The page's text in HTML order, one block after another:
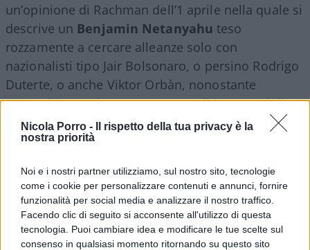
Nicola Porro -
Il rispetto della tua privacy è la
nostra priorità
Noi e i nostri partner utilizziamo, sul nostro sito, tecnologie
come i cookie per personalizzare contenuti e annunci, fornire
funzionalità per social media e analizzare il nostro traffico.
Facendo clic di seguito si acconsente all'utilizzo di questa
tecnologia. Puoi cambiare idea e modificare le tue scelte sul
consenso in qualsiasi momento ritornando su questo sito
un’opinione di Rachman dell’1 aprile nella quale si
descrive un Benjamin Netanyahu teso
rozzamente a cercare alleanze solo con
nazionalisti tipo Jair Bolsonaro, o persino Rodrigo
Duterte, o anche Viktor Orbàn, nonostante
quest’ultimo nel suo contrasto agli interventi di
George Soros
esprima (Rachman dixit) un fondo
di antisemitismo.
Secondo il nostro editorialista non è
commendevole che una nazione circondata
dall’islamismo fondamentalistaoggi (dopo che
si è abbondantemente bastonata l’Isis) innanzi